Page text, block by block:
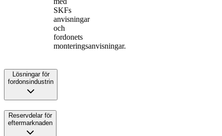
SKFs
anvisningar
och
fordonets
monteringsanvisningar.
Lösningar för
fordonsindustrin
Reservdelar för
eftermarknaden